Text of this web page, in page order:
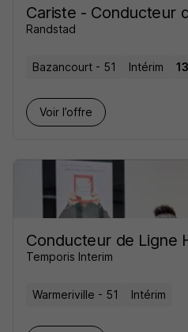
Cariste - Conducteur
Randstad
Bazancourt - 51 Intérim
Voir l’offre
Conducteur de Ligne
Temporis Interim
Warmeriville - 51 Intérim